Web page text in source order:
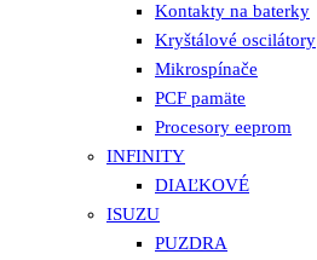
Kontakty na baterky
Kryštálové oscilátory
Mikrospínače
PCF pamäte
Procesory eeprom
INFINITY
DIAĽKOVÉ
ISUZU
PUZDRA